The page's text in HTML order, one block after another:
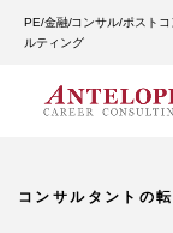
PE/金融/コンサル/ポスト
ルティング
コンサルタントの